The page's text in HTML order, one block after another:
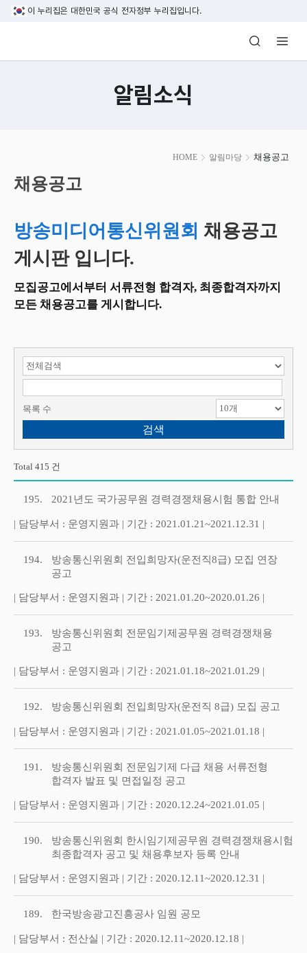
본문 바로가기
이 누리집은 대한민국 공식 전자정부 누리집입니다.
방송미디어통신위원회 Korea Media
알림소식
HOME 알림마당 채용공고
시
작
채용공고
방송미디어통신위원회 채용공고
게시판 입니다.
모집공고에서부터 서류전형 합격자, 최종합격자까지
모든 채용공고를 게시합니다.
검색 항목 선택
목록 수
Total 415 건
195. 2021년도 국가공무원 경력경쟁채용시험 통합 안내
| 담당부서 : 운영지원과 | 기간 : 2021.01.21~2021.12.31 |
194.
방송통신위원회 전입희망자(운전직8급) 모집 연장
공고
| 담당부서 : 운영지원과 | 기간 : 2021.01.20~2020.01.26 |
193.
방송통신위원회 전문임기제공무원 경력경쟁채용
공고
| 담당부서 : 운영지원과 | 기간 : 2021.01.18~2021.01.29 |
192. 방송통신위원회 전입희망자(운전직 8급) 모집 공고
| 담당부서 : 운영지원과 | 기간 : 2021.01.05~2021.01.18 |
191.
방송통신위원회 전문임기제 다급 채용 서류전형
합격자 발표 및 면접일정 공고
| 담당부서 : 운영지원과 | 기간 : 2020.12.24~2021.01.05 |
190.
방송통신위원회 한시임기제공무원 경력경쟁채용시험
최종합격자 공고 및 채용후보자 등록 안내
| 담당부서 : 운영지원과 | 기간 : 2020.12.11~2020.12.31 |
189. 한국방송광고진흥공사 임원 공모
| 담당부서 : 전산실 | 기간 : 2020.12.11~2020.12.18 |